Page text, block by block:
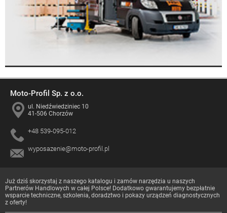
Moto-Profil Sp. z o.o.
ul. Niedźwiedziniec 10
41-506 Chorzów
+48 539-095-012
wyposazenie@moto-profil.pl
Już dziś skorzystaj z naszego katalogu i zamów narzędzia u naszych
Partnerów Handlowych w całej Polsce! Dodatkowo gwarantujemy bezpłatnie
wsparcie techniczne, szkolenia, doradztwo i pokazy urządzeń diagnostycznych
z oferty!